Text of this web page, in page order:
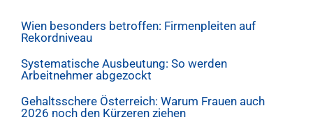
Wien besonders betroffen: Firmenpleiten auf
Rekordniveau
Systematische Ausbeutung: So werden
Arbeitnehmer abgezockt
Gehaltsschere Österreich: Warum Frauen auch
2026 noch den Kürzeren ziehen